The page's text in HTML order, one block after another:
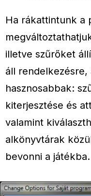
Ha rákattintunk a
illetve szűrőket
áll rendelkezésre,
hasznosabbak:
kiterjesztése és
valamint
alkönyvtárak
bevonni a játékba.